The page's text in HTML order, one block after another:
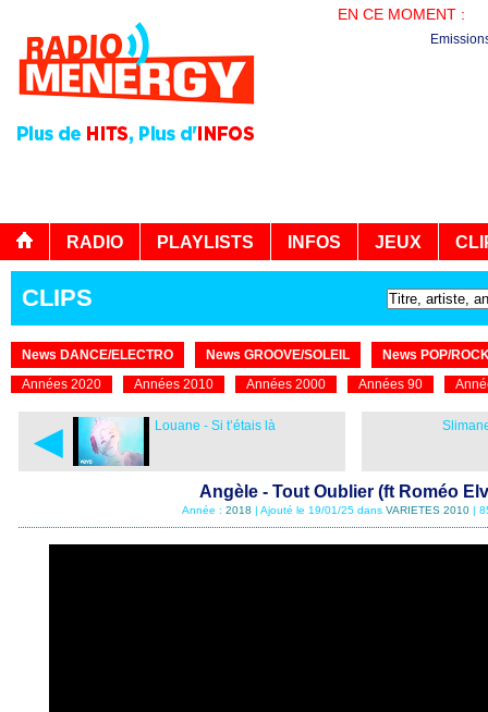
EN CE MOMENT :
RADIO PLAYLISTS INFOS JEUX
CLIPS
News DANCE/ELECTRO News GROOVE/SOLEIL
News POP/
Années 2020
Années 2010 Années 2000 Années 90
◄ Louane - Si t’étais là
Angèle - Tout Oublier (ft Roméo
Année : 2018 | Ajouté le 19/01/25 dans VARIETES 2010|